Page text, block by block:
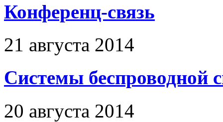
Конференц-связь
21 августа 2014
Системы беспроводной
20 августа 2014